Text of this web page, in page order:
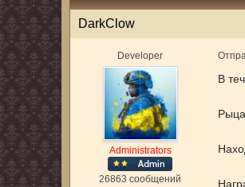
DarkClow
Developer
Administrators
26863 сообщений
В